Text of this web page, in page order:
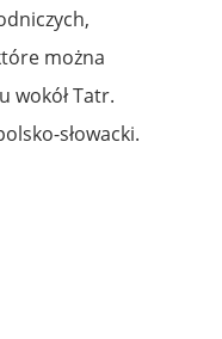
można
wokół Tatr.
słowacki.